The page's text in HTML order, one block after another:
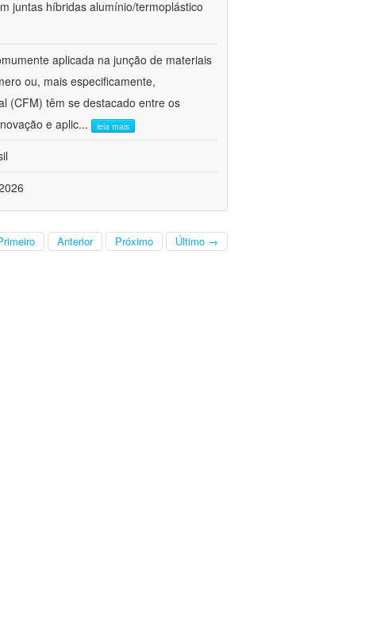
juntas híbridas alumínio/termoplástico
aplicada na junção de materiais
ou, mais especificamente,
(CFM) têm se destacado entre os
e aplic... leia mais
Anterior Próximo Último →